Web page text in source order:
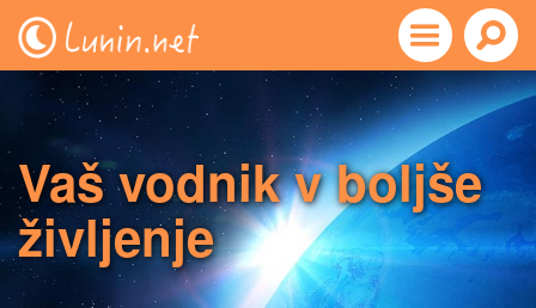
Vaš vodnik v boljše
življenje